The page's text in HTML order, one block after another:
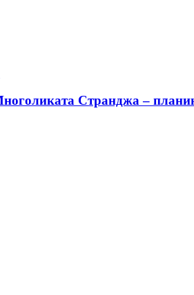
Странджа –